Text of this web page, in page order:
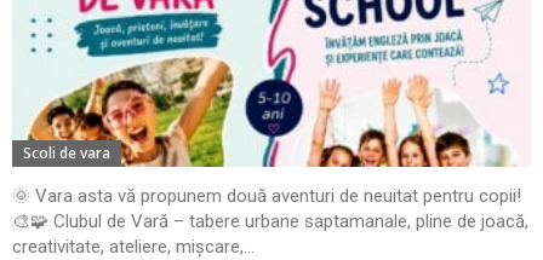
Scoli de vara
🌞 Vara asta vă propunem două aventuri de neuitat pentru copii!
🎨🧩 Clubul de Vară – tabere urbane saptamanale, pline de joacă,
creativitate, ateliere, mișcare,...